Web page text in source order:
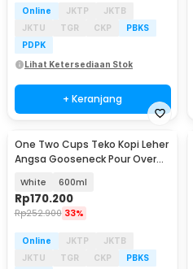
Online JKTP
JKTB
JKTU
TGR CKP
PBKS
PDPK
Lihat Ketersediaan Stok
+ Keranjang
One Two Cups Teko Kopi Leher
Angsa Gooseneck Pour Over
White 600ml
Rp170.200
Rp252.900 33%
Online JKTP
JKTB
JKTU
TGR CKP
PBKS